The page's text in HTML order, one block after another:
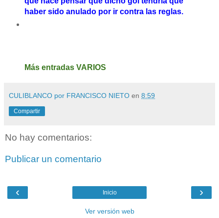
haber sido anulado por ir contra las reglas.
Más entradas VARIOS
CULIBLANCO por FRANCISCO NIETO en 8:59
Compartir
No hay comentarios:
Publicar un comentario
‹ ›
Inicio
Ver versión web